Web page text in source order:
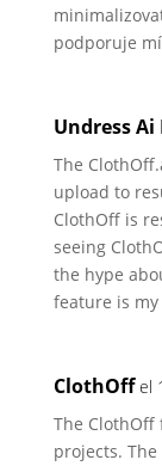
podporuje
Undress Ai
The
upload to
ClothOff is
seeing
the hype
feature is
ClothOff el
The
projects. The